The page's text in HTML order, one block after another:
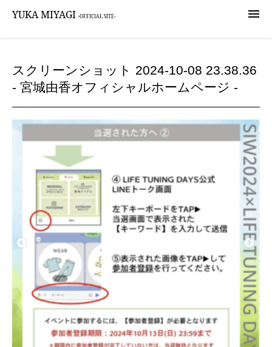

YUKA MIYAGI -OFFICIAL SITE-
スクリーンショット 2024-10-08 23.38.36
- 宮城由香オフィシャルホームページ -